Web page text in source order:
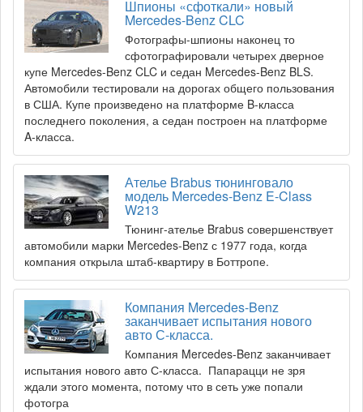
Шпионы «сфоткали» новый
Mercedes-Benz CLC
Фотографы-шпионы наконец то
сфотографировали четырех дверное
купе Mercedes-Benz CLC и седан Mercedes-Benz BLS.
Автомобили тестировали на дорогах общего пользования
в США. Купе произведено на платформе B-класса
последнего поколения, а седан построен на платформе
A-класса.
Ателье Brabus тюнинговало
модель Mercedes-Benz E-Class
W213
Тюнинг-ателье Brabus совершенствует
автомобили марки Mercedes-Benz с 1977 года, когда
компания открыла штаб-квартиру в Боттропе.
Компания Mercedes-Benz
заканчивает испытания нового
авто С-класса.
Компания Mercedes-Benz заканчивает
испытания нового авто С-класса. Папарацци не зря
ждали этого момента, потому что в сеть уже попали
фотогра